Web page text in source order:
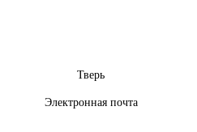
Тверь
Электронная почта